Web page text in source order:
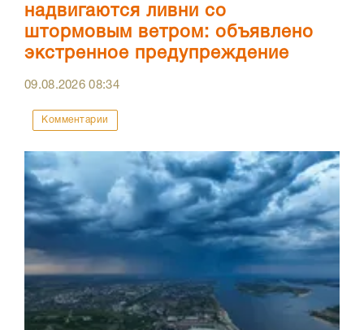
надвигаются ливни со
штормовым ветром: объявлено
экстренное предупреждение
09.08.202608:34
Комментарии